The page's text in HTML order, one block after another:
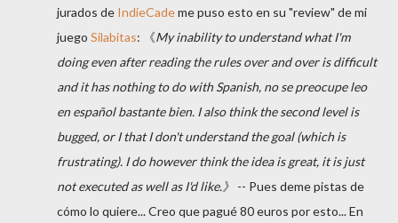
jurados de IndieCademe puso esto en su "review" de mi
juego Silabitas: 《My inability to understand what I'm
doing even after reading the rules over and over is difficult
and it has nothing to do with Spanish, no se preocupe leo​
en español bastante bien. I also think the second level is
bugged, or I that I don't understand the goal (which is
frustrating). I do however think the idea is great, it is just
not executed as well as I'd like.》 -- Pues deme pistas de
cómo lo quiere... Creo que pagué 80 euros por esto... En